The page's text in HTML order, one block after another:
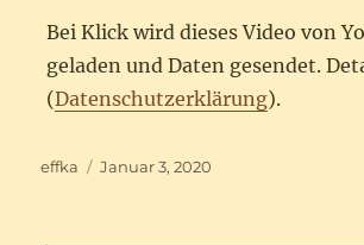
Bei Klick wird dieses Video von
geladen und Daten gesendet.
(Datenschutzerklärung).
Autor
effka
Veröffentlicht
Januar 3, 2020